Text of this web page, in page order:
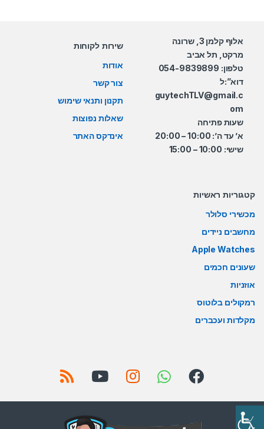
אלוף קלמן 3, שרונה
מרקט, תל אביב
טלפון: 054-9839899
דוא”:ל
guytechTLV@gmail.c
om
שעות פתיחה
א’ עד ה’: 10:00 – 20:00
שישי: 10:00 – 15:00
שירות לקוחות
אודות
צור קשר
תקנון ותנאי שימוש
שאלות נפוצות
אינדקס האתר
קטגוריות ראשיות
מכשירי סלולר
מחשבים ניידים
Apple Watches
שעונים חכמים
אוזניות
רמקולים בלוטוס
מקלדות ועכברים